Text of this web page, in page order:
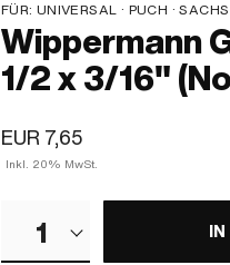
FÜR: UNIVERSAL · PUCH · SACHS · PONY / CILO (BETA 521 &
Wippermann
1/2 x 3/16"
EUR 7,65
Inkl. 20% MwSt.
1